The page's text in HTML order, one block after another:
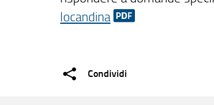
locandina
Condividi